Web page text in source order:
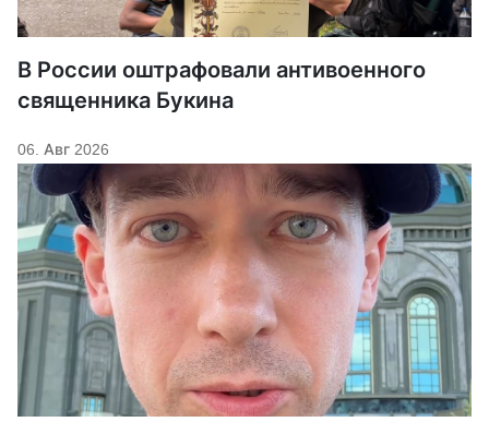
В России оштрафовали антивоенного
священника Букина
06. Авг 2026